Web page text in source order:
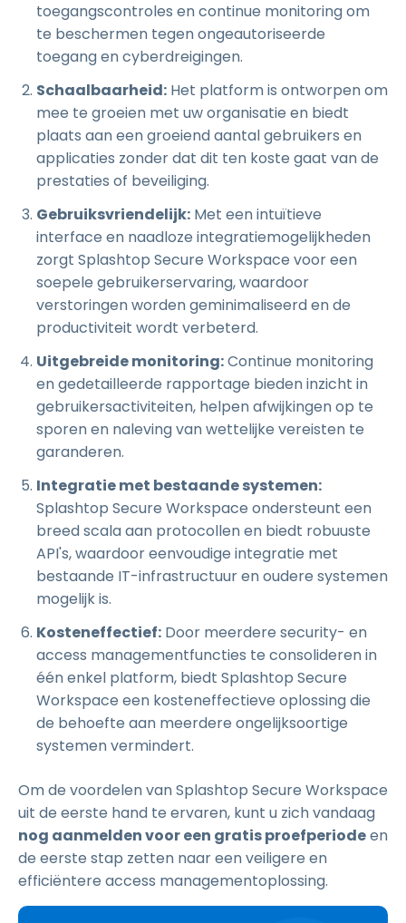
toegangscontroles en continue monitoring om
te beschermen tegen ongeautoriseerde
toegang en cyberdreigingen.
Schaalbaarheid: Het platform is ontworpen om
mee te groeien met uw organisatie en biedt
plaats aan een groeiend aantal gebruikers en
applicaties zonder dat dit ten koste gaat van de
prestaties of beveiliging.
Gebruiksvriendelijk: Met een intuïtieve
interface en naadloze integratiemogelijkheden
zorgt Splashtop Secure Workspace voor een
soepele gebruikerservaring, waardoor
verstoringen worden geminimaliseerd en de
productiviteit wordt verbeterd.
Uitgebreide monitoring:Continue monitoring
en gedetailleerde rapportage bieden inzicht in
gebruikersactiviteiten, helpen afwijkingen op te
sporen en naleving van wettelijke vereisten te
garanderen.
Integratie met bestaande systemen:
Splashtop Secure Workspace ondersteunt een
breed scala aan protocollen en biedt robuuste
API's, waardoor eenvoudige integratie met
bestaande IT-infrastructuur en oudere systemen
mogelijk is.
Kosteneffectief: Door meerdere security- en
access managementfuncties te consolideren in
één enkel platform, biedt Splashtop Secure
Workspace een kosteneffectieve oplossing die
de behoefte aan meerdere ongelijksoortige
systemen vermindert.
Om de voordelen van Splashtop Secure Workspace
uit de eerste hand te ervaren, kunt u zich vandaag
nog aanmelden voor een gratis proefperiodeen
de eerste stap zetten naar een veiligere en
efficiëntere access managementoplossing.